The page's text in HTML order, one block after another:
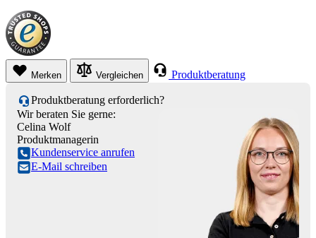
Merken Vergleichen Produktberatung
Produktberatung erforderlich?
Wir beraten Sie gerne:
Celina Wolf
Produktmanagerin
Kundenservice anrufen
E-Mail schreiben